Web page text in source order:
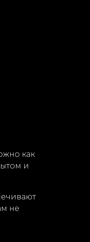
как
и
не